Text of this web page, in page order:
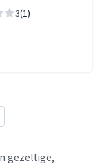
3(1)
gezellige,